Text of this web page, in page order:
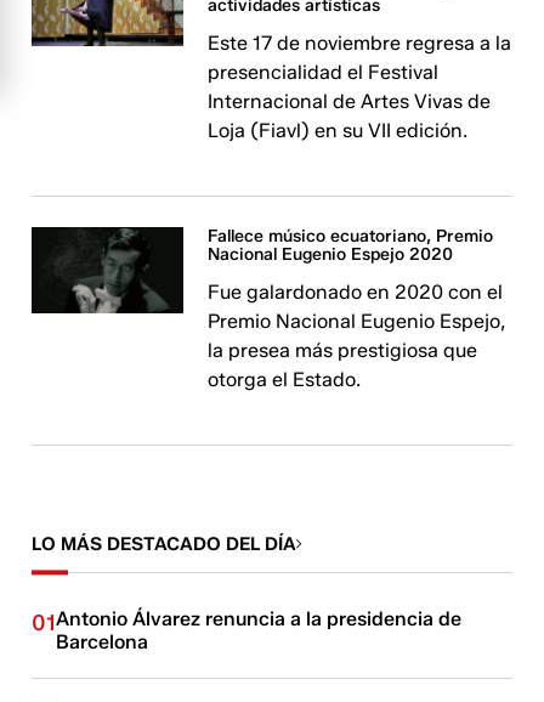
actividades artísticas
Este 17 de noviembre regresa a la
presencialidad el Festival
Internacional de Artes Vivas de
Loja (Fiavl) en su VII edición.
Fallece músico ecuatoriano, Premio
Nacional Eugenio Espejo 2020
Fue galardonado en 2020 con el
Premio Nacional Eugenio Espejo,
la presea más prestigiosa que
otorga el Estado.
LO MÁS DESTACADO DEL DÍA
01Antonio Álvarez renuncia a la presidencia de
Barcelona